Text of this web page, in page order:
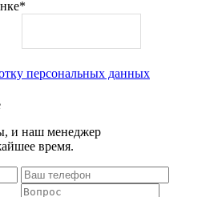
*
персональных данных
и наш менеджер
время.